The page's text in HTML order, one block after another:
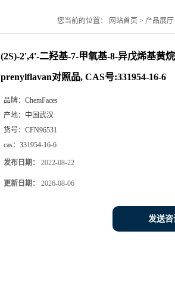
您当前的位置： 网站首页 > 产品展厅
(2S)-2',4'-二羟基-7-甲氧基-8-异戊烯基黄
prenylflavan对照品, CAS号:331954-16-6
品牌： ChemFaces
产地： 中国武汉
货号： CFN96531
cas： 331954-16-6
发布日期： 2022-08-22
更新日期： 2026-08-06
发送